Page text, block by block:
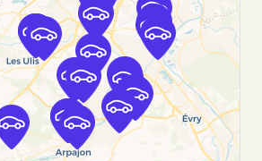
- AERO 91 - MASSY
7.4 km
Juin